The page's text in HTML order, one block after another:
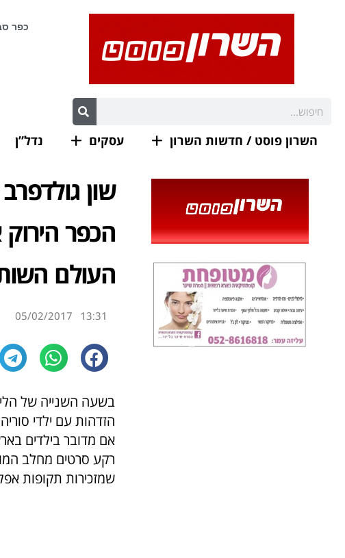
השרון פוסט / חדשות השרון עסקים נדל”ן
שון
הכפר הירוק
העולם
13:31
05/02/2017
בשעה השנייה של
הזדהות עם ילדי
אם מדובר בילדים
רקע סרטים מחלב
שמזכירות תקופות